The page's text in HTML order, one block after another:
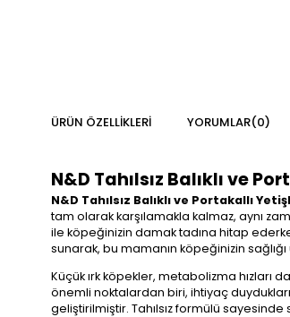
ÜRÜN ÖZELLIKLERI YORUMLAR(0)
N&D Tahılsız Balıklı ve
N&D Tahılsız Balıklı ve Portakallı
tam olarak karşılamakla kalmaz, aynı
ile köpeğinizin damak tadına hitap
sunarak, bu mamanın köpeğinizin
Küçük ırk köpekler, metabolizma
önemli noktalardan biri, ihtiyaç
geliştirilmiştir. Tahılsız formülü